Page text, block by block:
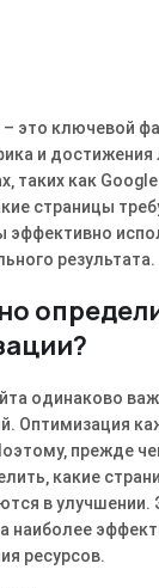
– это ключевой
и
таких как Google
страницы
эффективно
результата.
одинаково
Оптимизация
прежде
какие
в улучшении.
наиболее
ресурсов.